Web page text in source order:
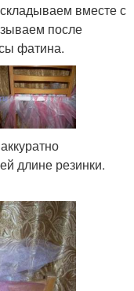
вместе с
после
фатина.
длине резинки.